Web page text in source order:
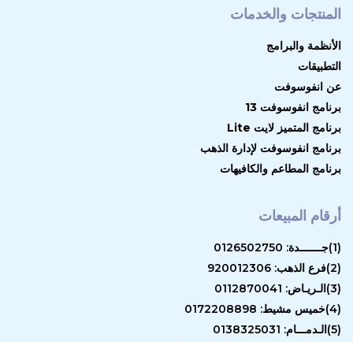
المنتجات والخدمات
الأنظمة والبرامج
التطبيقات
عن انفوسوفت
برنامج انفوسوفت 13
برنامج المتميز لايت Lite
برنامج انفوسوفت لإدارة الذهب
برنامج المطاعم والكافيهات
أرقام المبيعات
(1)جـــــــدة: 0126502750
(2)فرع الذهب: 920012306
(3)الـريـاض: 0112870041
(4)خميس مشيط: 0172208898
(5)الـدمـــام: 0138325031